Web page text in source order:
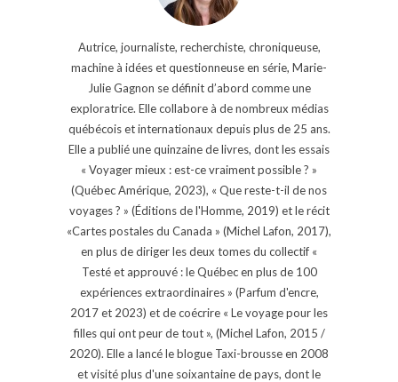
Autrice, journaliste, recherchiste, chroniqueuse,
machine à idées et questionneuse en série, Marie-
Julie Gagnon se définit d’abord comme une
exploratrice. Elle collabore à de nombreux médias
québécois et internationaux depuis plus de 25 ans.
Elle a publié une quinzaine de livres, dont les essais
« Voyager mieux : est-ce vraiment possible ? »
(Québec Amérique, 2023), « Que reste-t-il de nos
voyages ? » (Éditions de l'Homme, 2019) et le récit
«Cartes postales du Canada » (Michel Lafon, 2017),
en plus de diriger les deux tomes du collectif «
Testé et approuvé : le Québec en plus de 100
expériences extraordinaires » (Parfum d'encre,
2017 et 2023) et de coécrire « Le voyage pour les
filles qui ont peur de tout », (Michel Lafon, 2015 /
2020). Elle a lancé le blogue Taxi-brousse en 2008
et visité plus d'une soixantaine de pays, dont le